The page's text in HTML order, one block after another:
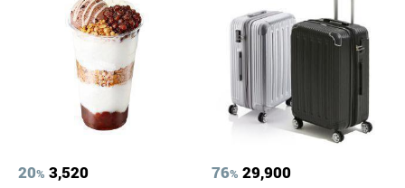
20% 3,520 76% 29,900